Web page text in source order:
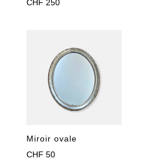
CHF 250
Miroir ovale
CHF 50